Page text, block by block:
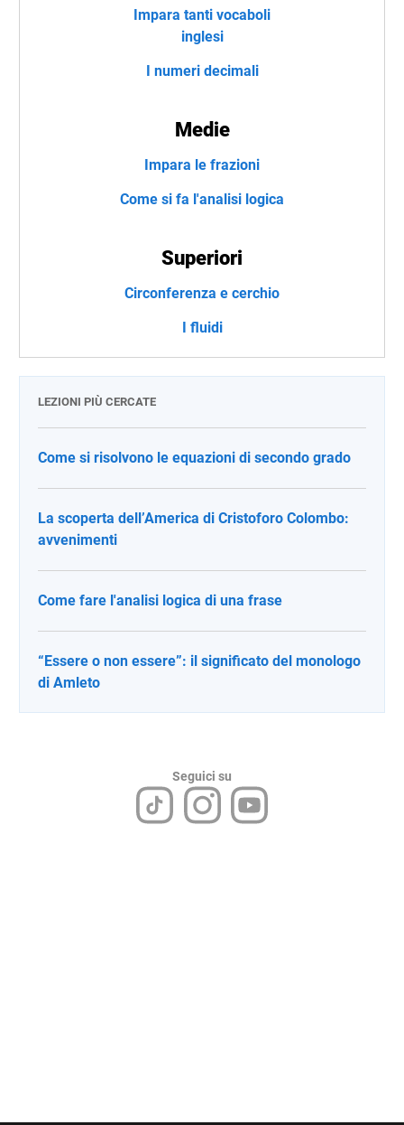
Impara tanti vocaboli
inglesi
I numeri decimali
Medie
Impara le frazioni
Come si fa l'analisi logica
Superiori
Circonferenza e cerchio
I fluidi
LEZIONI PIÙ CERCATE
Come si risolvono le equazioni di secondo grado
La scoperta dell’America di Cristoforo Colombo:
avvenimenti
Come fare l'analisi logica di una frase
“Essere o non essere”: il significato del monologo
di Amleto
Seguici su